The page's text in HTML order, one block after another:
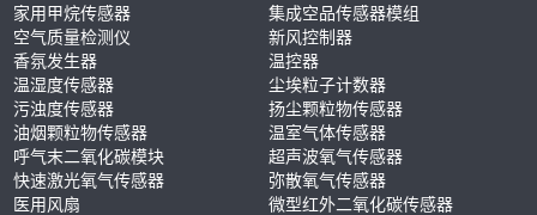
家用甲烷传感器
集成空品传感器模组
空气质量检测仪
新风控制器
香氛发生器
温控器
温湿度传感器
尘埃粒子计数器
污浊度传感器
扬尘颗粒物传感器
油烟颗粒物传感器
温室气体传感器
呼气末二氧化碳模块
超声波氧气传感器
快速激光氧气传感器
弥散氧气传感器
医用风扇
微型红外二氧化碳传感器